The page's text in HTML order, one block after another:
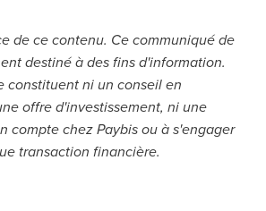
de ce contenu. Ce communiqué de
destiné à des fins d'information.
constituent ni un conseil en
offre d'investissement, ni une
compte chez Paybis ou à s'engager
transaction financière.